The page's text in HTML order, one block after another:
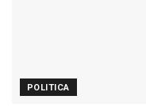
POLITICA